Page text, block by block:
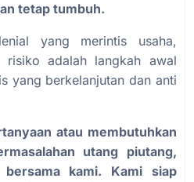
tetap tumbuh.
yang merintis usaha,
risiko adalah langkah awal
yang berkelanjutan dan anti
atau membutuhkan
utang piutang,
bersama kami. Kami siap